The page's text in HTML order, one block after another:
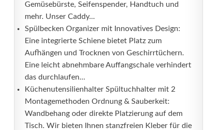
Gemüsebürste, Seifenspender, Handtuch und
mehr. Unser Caddy...
Spülbecken Organizer mit Innovatives Design:
Eine integrierte Schiene bietet Platz zum
Aufhängen und Trocknen von Geschirrtüchern.
Eine leicht abnehmbare Auffangschale verhindert
das durchlaufen...
Küchenutensilienhalter Spültuchhalter mit 2
Montagemethoden Ordnung & Sauberkeit:
Wandbehang oder direkte Platzierung auf dem
Tisch. Wir bieten Ihnen stanzfreien Kleber für die